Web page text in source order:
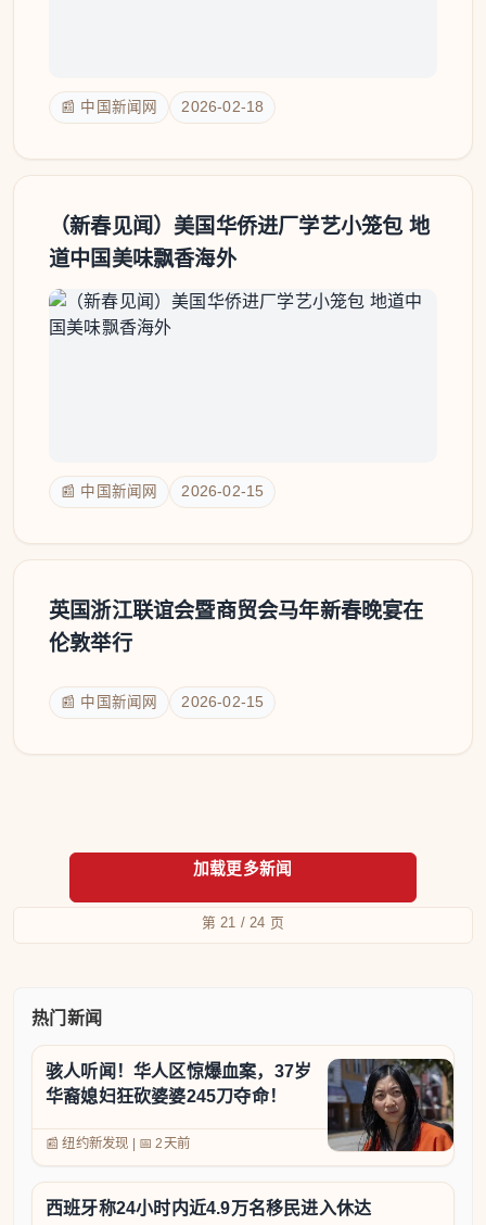
📰 中国新闻网 2026-02-18
（新春见闻）美国华侨进厂学艺小笼包 地
道中国美味飘香海外
📰 中国新闻网 2026-02-15
英国浙江联谊会暨商贸会马年新春晚宴在
伦敦举行
📰 中国新闻网 2026-02-15
第 21 / 24 页
热门新闻
骇人听闻！华人区惊爆血案，37岁
华裔媳妇狂砍婆婆245刀夺命！
📰 纽约新发现 | 📅2天前
西班牙称24小时内近4.9万名移民进入休达